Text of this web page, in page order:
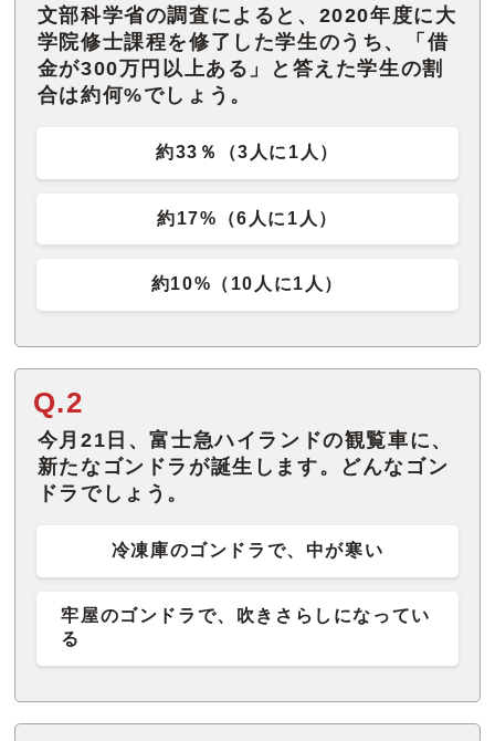
文部科学省の調査によると、2020年度に大
学院修士課程を修了した学生のうち、「借
金が300万円以上ある」と答えた学生の割
合は約何%でしょう。
約33％（3人に1人）
約17%（6人に1人）
約10%（10人に1人）
Q.2
今月21日、富士急ハイランドの観覧車に、
新たなゴンドラが誕生します。どんなゴン
ドラでしょう。
冷凍庫のゴンドラで、中が寒い
牢屋のゴンドラで、吹きさらしになってい
る